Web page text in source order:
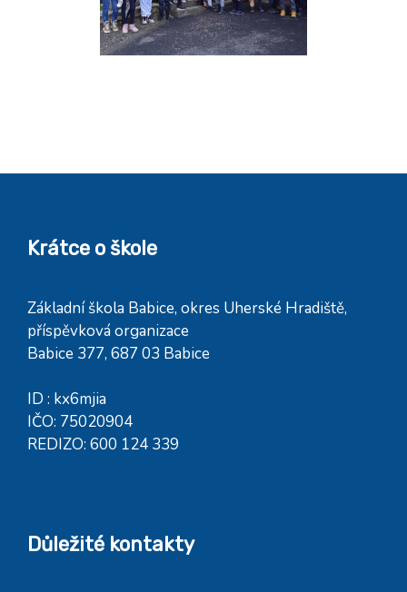
Krátce o škole
Základní škola Babice, okres Uherské Hradiště,
příspěvková organizace
Babice 377, 687 03 Babice
ID : kx6mjia
IČO: 75020904
REDIZO: 600 124 339
Důležité kontakty